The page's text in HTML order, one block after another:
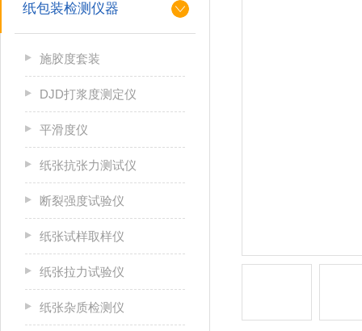
纸包装检测仪器
施胶度套装
DJD打浆度测定仪
平滑度仪
纸张抗张力测试仪
断裂强度试验仪
纸张试样取样仪
纸张拉力试验仪
纸张杂质检测仪